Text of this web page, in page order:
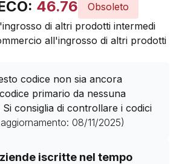
46.76 Obsoleto
di altri prodotti intermedi
all'ingrosso di altri prodotti
codice non sia ancora
primario da nessuna
Si consiglia di controllare i codici
08/11/2025)
iscritte nel tempo
aziende con codice ATECO